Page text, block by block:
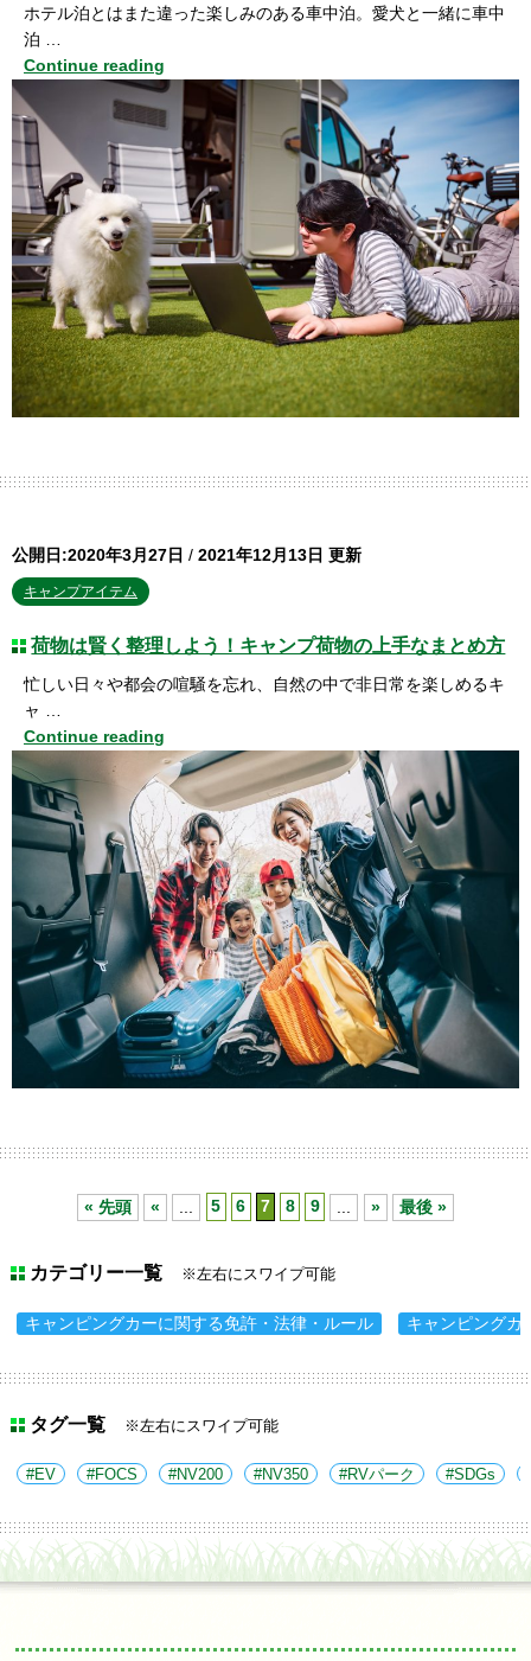
ホテル泊とはまた違った楽しみのある車中泊。愛犬と一緒に車中
泊 …
Continue reading
公開日:2020年3月27日 / 2021年12月13日 更新
キャンプアイテム
荷物は賢く整理しよう！キャンプ荷物の上手なまとめ方
忙しい日々や都会の喧騒を忘れ、自然の中で非日常を楽しめるキ
ャ …
Continue reading
« 先頭 « 5 6 7 8 9 » 最後 »
カテゴリー一覧 ※左右にスワイプ可能
キャンピングカーに関する免許・法律・ルール キャンピングカ
タグ一覧 ※左右にスワイプ可能
EV FOCS NV200 NV350 RVパーク SDGs